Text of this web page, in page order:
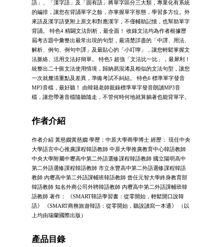
語」、「漢字語」及「固有語」將單字區分三大類，專業化有系統
的編排，讓您在背誦單字之餘，亦掌握單字形態，學習多方位。外
來語及漢字語更附上原文和對應漢字，不僅輔助記憶，也幫助單字
背誦。 特色4 精闢文法剖析，最全面！ 收錄文法均為作者根據歷
屆考古題中彙整出最常出現的句型，最清楚詳盡的「中譯、用法、
解析、例句、例句中譯」及最貼心的「小叮嚀」，讓您輕鬆掌握文
法脈絡、活用文法好簡單。 特色5 超強「文法比一比」，最犀利！
統整出二十個文法使用情境，歸納易混淆及相似的文法句型，讓您
一次就釐清重點及差異，準備考試不糾結。 特色6 標準單字發音
MP3音檔，最好聽！ 由韓籍老師親錄標準單字發音朗讀MP3音
檔，讓您帶著音檔隨聽隨走，不管何時何地就算躺著也能背單字。
作者介紹
作者介紹 黃慈嫺黃慈嫺 學歷：中原大學商學博士 經歷： 現任中央
大學語言中心推廣課程韓語教師 中原大學推廣教育中心韓語教師
中央大學附屬中壢高中第二外語選修課程韓語教師 國立陽明高中
第二外語選修課程韓語教師 市立永豐高中第二外語選修課程韓語
教師 內壢高中第二外語課輔班韓語教師 曾任元智大學終身教育部
韓語教師 知名外商公司外聘韓語教師 內壢高中第二外語課輔班韓
語教師 著作： 《SMART韓語學習書：從零開始，輕鬆開口說韓
語》 《SMART商務旅遊韓語：從零開始，聽說讀寫一本通》 （以
上均由瑞蘭國際出版）
產品目錄